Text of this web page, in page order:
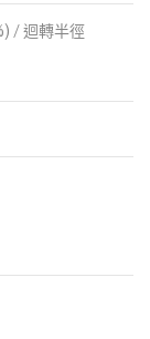
/ 迴轉半徑